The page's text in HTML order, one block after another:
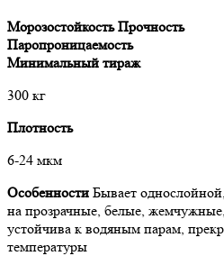
Морозостойкость Прочность
Паропроницаемость
Минимальный тираж
300 кг
Плотность
6-24 мкм
Особенности Бывает
на прозрачные, белые,
устойчива к водяным парам,
температуры